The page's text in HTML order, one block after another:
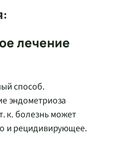
лечение
способ.
эндометриоза
к. болезнь может
и рецидивирующее.